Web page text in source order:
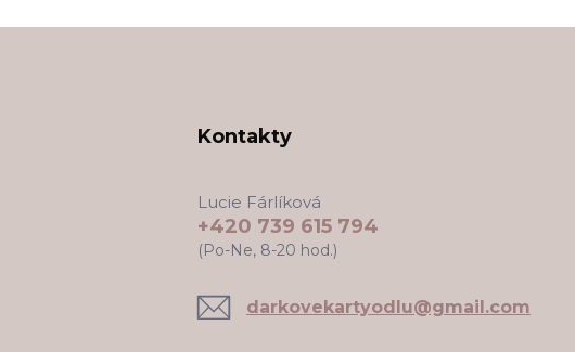
Kontakty
Lucie Fárlíková
+420 739 615 794
(Po-Ne, 8-20 hod.)
darkovekartyodlu@gmail.com